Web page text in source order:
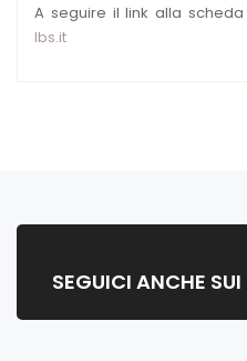
A seguire il link alla
Ibs.it
SEGUICI ANCHE